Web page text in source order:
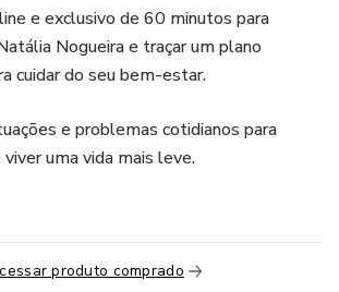
e exclusivo de 60 minutos para
Nogueira e traçar um plano
cuidar do seu bem-estar.
e problemas cotidianos para
uma vida mais leve.
produto comprado